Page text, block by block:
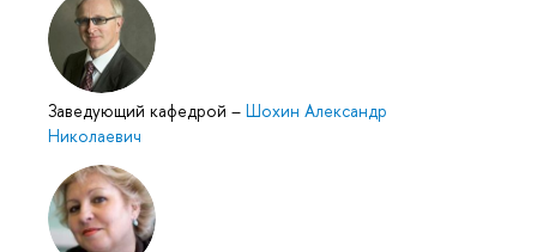
Заведующий кафедрой – Шохин Александр
Николаевич